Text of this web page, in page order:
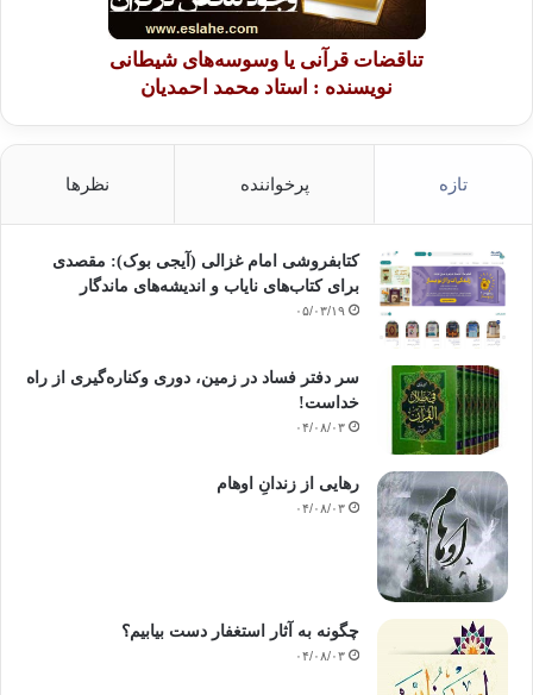
تناقضات قرآنی یا وسوسه‌های شیطانی
نویسنده : استاد محمد احمدیان
تازه پرخواننده نظرها
کتابفروشی امام غزالی (آیجی بوک): مقصدی
برای کتاب‌های نایاب و اندیشه‌های ماندگار
۰۵/۰۳/۱۹
سر دفتر فساد در زمین‌، دوری وکناره‌گیری از راه
خداست‌!
۰۴/۰۸/۰۳
رهایی از زندانِ اوهام
۰۴/۰۸/۰۳
چگونه به آثار استغفار دست بیابیم؟
۰۴/۰۸/۰۳